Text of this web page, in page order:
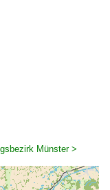
Münster >